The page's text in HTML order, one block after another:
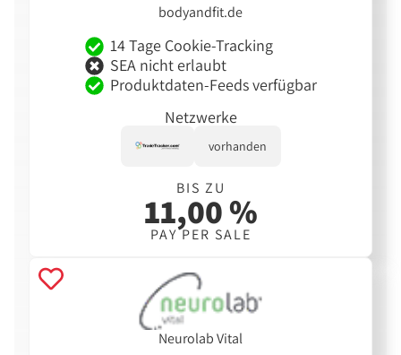
bodyandfit.de
14 Tage Cookie-Tracking
SEA nicht erlaubt
Produktdaten-Feeds verfügbar
Netzwerke
vorhanden
BIS ZU
11,00 %
PAY PER SALE
Neurolab Vital